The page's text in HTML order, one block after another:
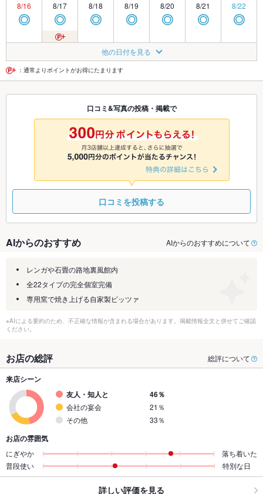
8/16
◎
8/17
◎
8/18
◎
8/19
◎
8/20
◎
8/21
◎
8/22
◎
◎ ◎
8/25
◎
8/26
◎
8/27
◎ ◎ ◎
8/30 8/31 9/1
◎
9/2
◎
9/3
◎
9/4 9/5
9/8
◎
9/9
◎
9/10
◎
9/11
他の日付を見る
：通常よりポイントがお得にたまります
口コミ&写真の投稿・掲載で
口コミを投稿する
AIからのおすすめ AIからのおすすめについて
レンガや石畳の路地裏風館内
全22タイプの完全個室完備
専用窯で焼き上げる自家製ピッツァ
※AIによる要約のため、不正確な情報が含まれる場合があります。掲載情報全文と併せてご確認
ください。
お店の総評 総評について
来店シーン
友人・知人と
46％
会社の宴会
21％
その他
33％
お店の雰囲気
にぎやか
落ち着いた
普段使い
特別な日
詳しい評価を見る